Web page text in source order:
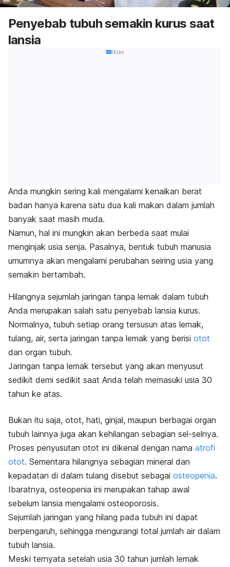
Penyebab tubuh semakin kurus saat
lansia
Iklan
Anda mungkin sering kali mengalami kenaikan berat
badan hanya karena satu dua kali makan dalam jumlah
banyak saat masih muda.
Namun, hal ini mungkin akan berbeda saat mulai
menginjak usia senja. Pasalnya, bentuk tubuh manusia
umumnya akan mengalami perubahan seiring usia yang
semakin bertambah.
Hilangnya sejumlah jaringan tanpa lemak dalam tubuh
Anda merupakan salah satu penyebab lansia kurus.
Normalnya, tubuh setiap orang tersusun atas lemak,
tulang, air, serta jaringan tanpa lemak yang berisi otot
dan organ tubuh.
Jaringan tanpa lemak tersebut yang akan menyusut
sedikit demi sedikit saat Anda telah memasuki usia 30
tahun ke atas.
Bukan itu saja, otot, hati, ginjal, maupun berbagai organ
tubuh lainnya juga akan kehilangan sebagian sel-selnya.
Proses penyusutan otot ini dikenal dengan nama atrofi
otot. Sementara hilangnya sebagian mineral dan
kepadatan di dalam tulang disebut sebagai osteopenia.
Ibaratnya, osteopenia ini merupakan tahap awal
sebelum lansia mengalami osteoporosis.
Sejumlah jaringan yang hilang pada tubuh ini dapat
berpengaruh, sehingga mengurangi total jumlah air dalam
tubuh lansia.
Meski ternyata setelah usia 30 tahun jumlah lemak